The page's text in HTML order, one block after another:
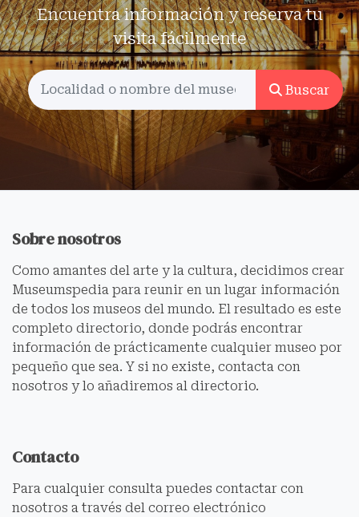
Encuentra información y reserva tu
visita fácilmente
Buscar
Sobre nosotros
Como amantes del arte y la cultura, decidimos crear
Museumspedia para reunir en un lugar información
de todos los museos del mundo. El resultado es este
completo directorio, donde podrás encontrar
información de prácticamente cualquier museo por
pequeño que sea. Y si no existe, contacta con
nosotros y lo añadiremos al directorio.
Contacto
Para cualquier consulta puedes contactar con
nosotros a través del correo electrónico